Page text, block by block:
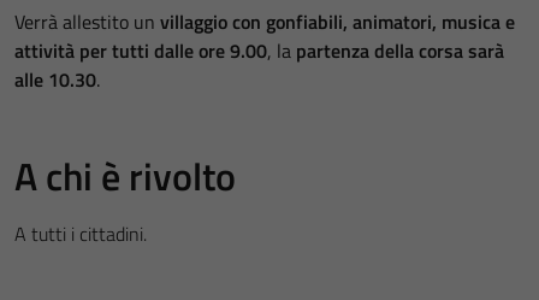
Verrà allestito un villaggio con gonfiabili, animatori, musica e
attività per tutti dalle ore 9.00, la partenza della corsa sarà
alle 10.30.
A chi è rivolto
A tutti i cittadini.